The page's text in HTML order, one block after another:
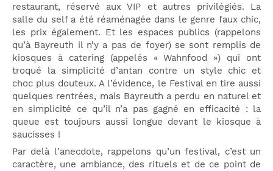
restaurant, réservé aux VIP et autres privilégiés. La
salle du self a été réaménagée dans le genre faux chic,
les prix également. Et les espaces publics (rappelons
qu’à Bayreuth il n’y a pas de foyer) se sont remplis de
kiosques à catering (appelés « Wahnfood ») qui ont
troqué la simplicité d’antan contre un style chic et
choc plus douteux. A l’évidence, le Festival en tire aussi
quelques rentrées, mais Bayreuth a perdu en naturel et
en simplicité ce qu’il n’a pas gagné en efficacité : la
queue est toujours aussi longue devant le kiosque à
saucisses !
Par delà l’anecdote, rappelons qu’un festival, c’est un
caractère, une ambiance, des rituels et de ce point de